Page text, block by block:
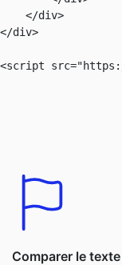
    </div>
</div>
Comparer le texte